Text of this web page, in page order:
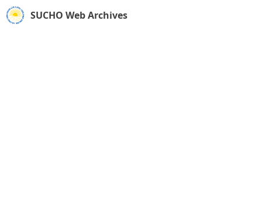
SUCHO Web Archives